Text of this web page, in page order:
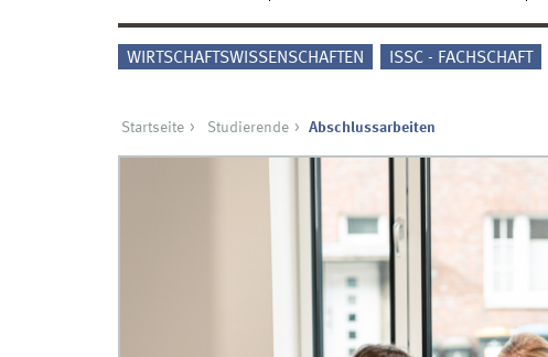
WIRTSCHAFTSWISSENSCHAFTEN ISSC - FACHSCHAFT
Startseite Studierende Abschlussarbeiten